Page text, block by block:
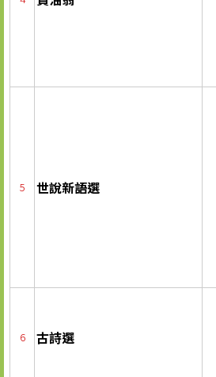
5 世說新語選
6 古詩選